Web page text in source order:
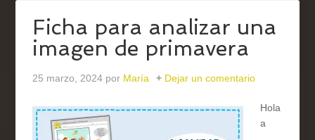
Ficha para analizar una
imagen de primavera
25 marzo, 2024 por María Dejar un comentario
Hola
a